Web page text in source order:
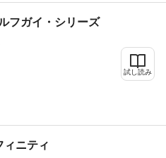
フガイ・シリーズ
試し読み
ィニティ